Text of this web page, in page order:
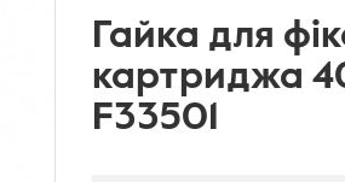
Гайка для
картриджа
F33501